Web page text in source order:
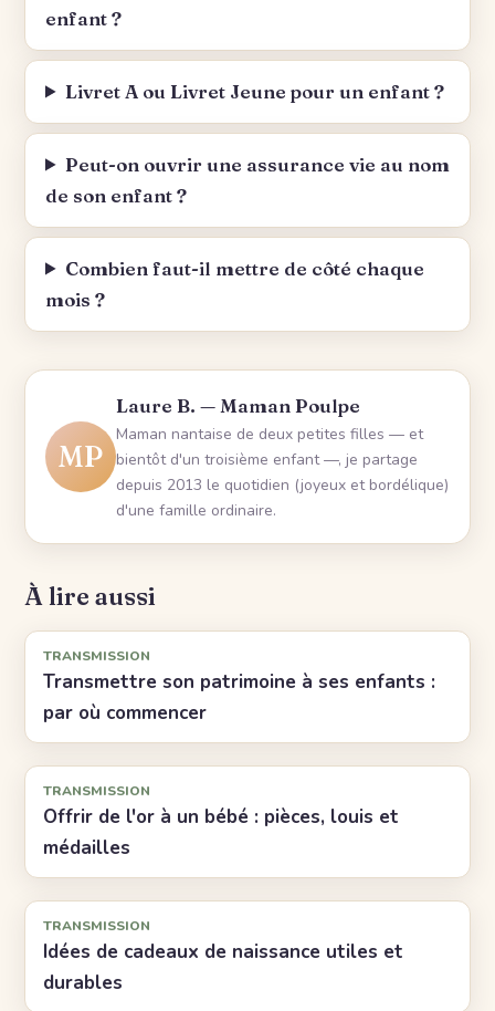
enfant ?
Livret A ou Livret Jeune pour un enfant ?
Peut-on ouvrir une assurance vie au nom
de son enfant ?
Combien faut-il mettre de côté chaque
mois ?
MP
Laure B. — Maman Poulpe
Maman nantaise de deux petites filles — et
bientôt d'un troisième enfant —, je partage
depuis 2013 le quotidien (joyeux et bordélique)
d'une famille ordinaire.
À lire aussi
TRANSMISSION
Transmettre son patrimoine à ses enfants :
par où commencer
TRANSMISSION
Offrir de l'or à un bébé : pièces, louis et
médailles
TRANSMISSION
Idées de cadeaux de naissance utiles et
durables